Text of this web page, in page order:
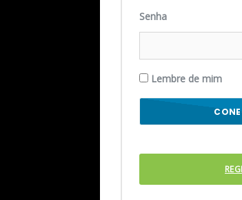
Senha
Lembre de mim